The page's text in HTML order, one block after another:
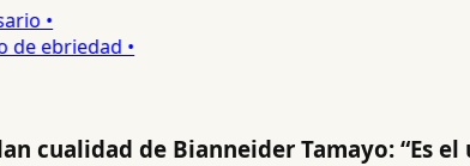
•
ebriedad •
cualidad de Bianneider Tamayo: “Es